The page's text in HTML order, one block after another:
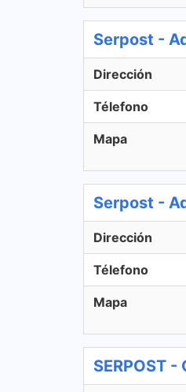
Serpost -
Dirección
Télefono
Mapa
Serpost -
Dirección
Télefono
Mapa
SERPOST -